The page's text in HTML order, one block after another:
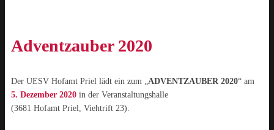
Adventzauber 2020
Der UESV Hofamt Priel lädt ein zum „ADVENTZAUBER 2020“ am
5. Dezember 2020 in der Veranstaltungshalle
(3681 Hofamt Priel, Viehtrift 23).